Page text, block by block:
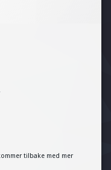
tilbake med mer